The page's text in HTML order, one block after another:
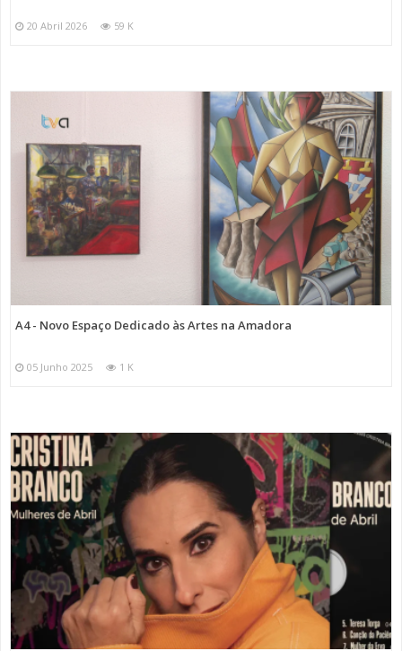
20 Abril 2026 59 K
A4 - Novo Espaço Dedicado às Artes na Amadora
05 Junho 2025 1 K